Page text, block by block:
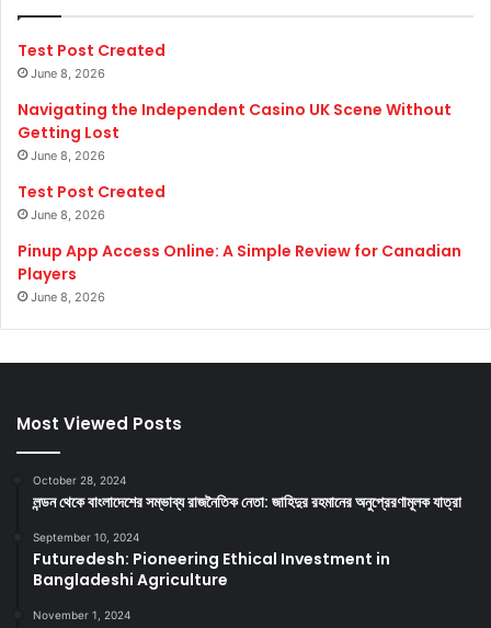
Test Post Created
June 8, 2026
Navigating the Independent Casino UK Scene Without
Getting Lost
June 8, 2026
Test Post Created
June 8, 2026
Pinup App Access Online: A Simple Review for Canadian
Players
June 8, 2026
Most Viewed Posts
October 28, 2024
লন্ডন থেকে বাংলাদেশের সম্ভাব্য রাজনৈতিক নেতা: জাহিদুর রহমানের অনুপ্রেরণামূলক যাত্রা
September 10, 2024
Futuredesh: Pioneering Ethical Investment in
Bangladeshi Agriculture
November 1, 2024